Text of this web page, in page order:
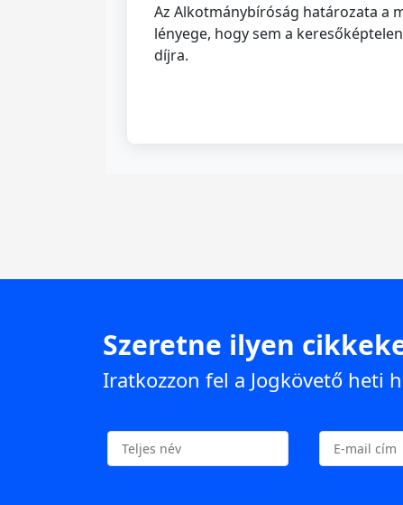
Az Alkotmánybíróság határozata a
lényege, hogy sem a
díjra.
Szeretne ilyen
Iratkozzon fel a Jogkövető heti